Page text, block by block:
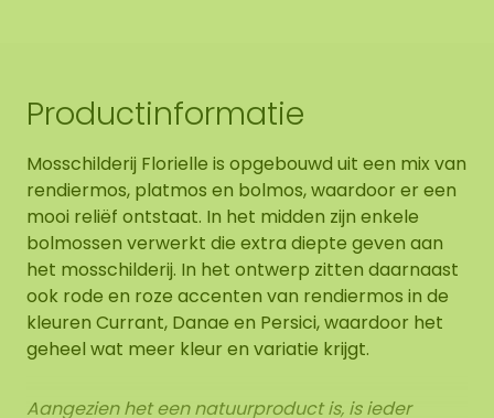
Productinformatie
Mosschilderij Florielle is opgebouwd uit een mix van
rendiermos, platmos en bolmos, waardoor er een
mooi reliëf ontstaat. In het midden zijn enkele
bolmossen verwerkt die extra diepte geven aan
het mosschilderij. In het ontwerp zitten daarnaast
ook rode en roze accenten van rendiermos in de
kleuren Currant, Danae en Persici, waardoor het
geheel wat meer kleur en variatie krijgt.
Aangezien het een natuurproduct is, is ieder